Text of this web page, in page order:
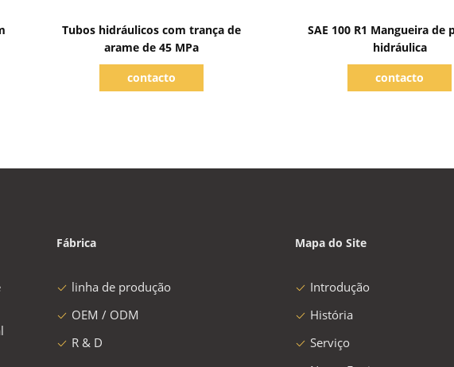
Tubos hidráulicos com trança de
arame de 45 MPa
contacto
SAE 100 R1 Mangueira de
hidráulica
contacto
Fábrica
linha de produção
OEM / ODM
R & D
Mapa do Site
Introdução
História
Serviço